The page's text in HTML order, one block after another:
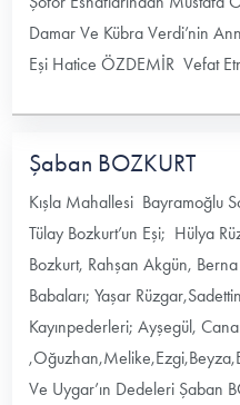
Damar Ve Kübra Verdi’nin
Eşi Hatice ÖZDEMİR Vefat
Şaban BOZKURT
Kışla Mahallesi Bayramoğlu
Tülay Bozkurt’un Eşi; Hülya
Bozkurt, Rahşan Akgün,
Babaları; Yaşar
Kayınpederleri; Ayşegül,
Ve Uygar’ın Dedeleri Şaban